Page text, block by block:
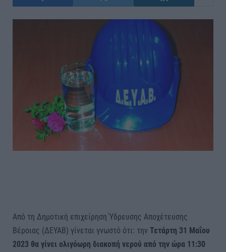
Από τη Δημοτική επιχείρηση Ύδρευσης Αποχέτευσης
Βέροιας (ΔΕΥΑΒ) γίνεται γνωστό ότι: την Τετάρτη 31 Μαΐου
2023 θα γίνει ολιγόωρη διακοπή νερού από την ώρα 11:30